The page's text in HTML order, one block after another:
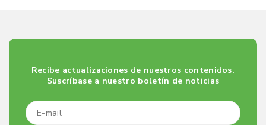
Recibe actualizaciones de nuestros contenidos.
Suscríbase a nuestro boletín de noticias